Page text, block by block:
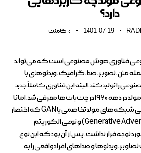
دارد؟
1401-07-19
0 کامنت
فناوری هوش مصنوعی است که می‌تواند
متن، تصویر، صدا، گرافیک، ویدئوهای با
را تولید کند.البته این فناوری کاملاً جدید
نیست. هوش مصنوعی مولد در دهه ۱۹۶۰ در چت‌بات‌ها معرفی شد. اما تا
سال ۲۰۱۴، و پیش از معرفی شبکه‌های مولد تخاصمی یا GAN که اختصار
عبارت (Generative Adversarial Network) و نوعی الگوریتم
توجه قرار نداشت. پس از آن بود که این نوع
ویدئوها و صداهای افراد واقعی را به